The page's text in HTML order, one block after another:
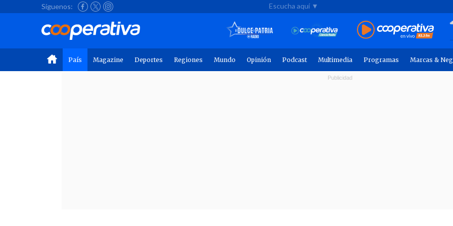
Síguenos: Escucha aquí ▼
País Magazine Deportes Regiones Mundo Opinión Podcast Multimedia Programas Marcas &